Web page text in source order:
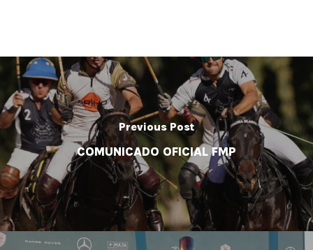
Previous Post
COMUNICADO OFICIAL FMP